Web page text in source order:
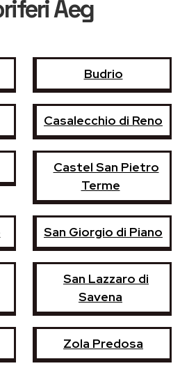
Aeg
Budrio
Casalecchio di Reno
Castel San Pietro
Terme
San Giorgio di Piano
San Lazzaro di
Savena
Zola Predosa